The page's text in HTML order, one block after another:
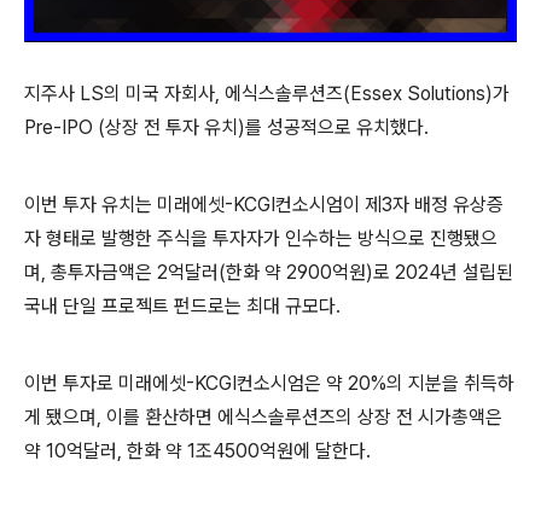
지주사 LS의 미국 자회사, 에식스솔루션즈(Essex Solutions)가
Pre-IPO (상장 전 투자 유치)를 성공적으로 유치했다.
이번 투자 유치는 미래에셋-KCGI컨소시엄이 제3자 배정 유상증
자 형태로 발행한 주식을 투자자가 인수하는 방식으로 진행됐으
며, 총투자금액은 2억달러(한화 약 2900억원)로 2024년 설립된
국내 단일 프로젝트 펀드로는 최대 규모다.
이번 투자로 미래에셋-KCGI컨소시엄은 약 20%의 지분을 취득하
게 됐으며, 이를 환산하면 에식스솔루션즈의 상장 전 시가총액은
약 10억달러, 한화 약 1조4500억원에 달한다.